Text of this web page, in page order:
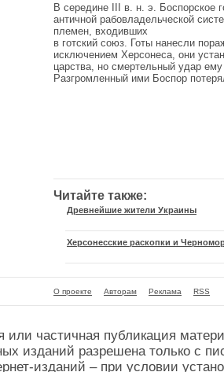
В середине III в. н. э. Боспорское
античной рабовладельческой
племен, входивших
в готский союз. Готы нанесли
исключением Херсонеса, они
царства, но смертельный удар
Разгромленный ими Боспор
Читайте также:
Древнейшие жители Украины
Херсонесские раскопки и
О проекте Авторам Реклама RSS
или частичная публикация
изданий разрешена только с
изданий – при условии